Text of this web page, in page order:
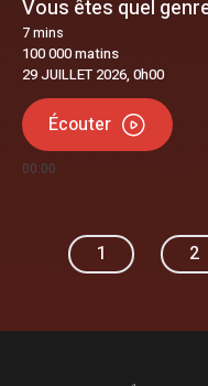
Vous êtes quel
7mins
100 000 matins
29 JUILLET 2026, 0h00
Écouter
00:00
1 2